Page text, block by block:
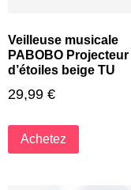
Veilleuse musicale
PABOBO Projecteur
d’étoiles beige TU
29,99 €
Achetez